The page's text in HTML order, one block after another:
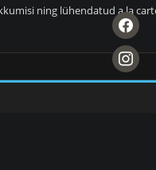
ning lühendatud a la
facebook